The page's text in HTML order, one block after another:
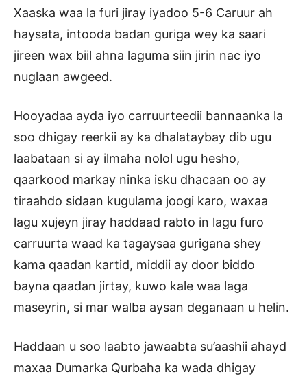
Xaaska waa la furi jiray iyadoo 5-6 Caruur ah
haysata, intooda badan guriga wey ka saari
jireen wax biil ahna laguma siin jirin nac iyo
nuglaan awgeed.
Hooyadaa ayda iyo carruurteedii bannaanka la
soo dhigay reerkii ay ka dhalataybay dib ugu
laabataan si ay ilmaha nolol ugu hesho,
qaarkood markay ninka isku dhacaan oo ay
tiraahdo sidaan kugulama joogi karo, waxaa
lagu xujeyn jiray haddaad rabto in lagu furo
carruurta waad ka tagaysaa gurigana shey
kama qaadan kartid, middii ay door biddo
bayna qaadan jirtay, kuwo kale waa laga
maseyrin, si mar walba aysan deganaan u helin.
Haddaan u soo laabto jawaabta su’aashii ahayd
maxaa Dumarka Qurbaha ka wada dhigay